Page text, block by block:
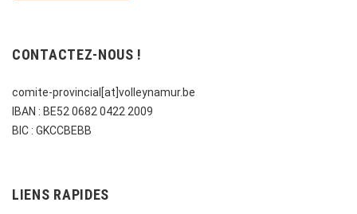
CONTACTEZ-NOUS !
comite-provincial[at]volleynamur.be
IBAN : BE52 0682 0422 2009
BIC : GKCCBEBB
LIENS RAPIDES